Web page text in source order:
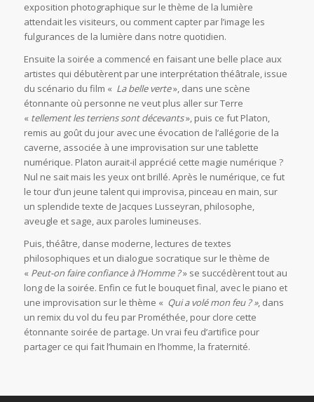
exposition photographique sur le thème de la lumière
attendait les visiteurs, ou comment capter par l’image les
fulgurances de la lumière dans notre quotidien.
Ensuite la soirée a commencé en faisant une belle place aux
artistes qui débutèrent par une interprétation théâtrale, issue
du scénario du film « La belle verte», dans une scène
étonnante où personne ne veut plus aller sur Terre
« tellement les terriens sont décevants», puis ce fut Platon,
remis au goût du jour avec une évocation de l’allégorie de la
caverne, associée à une improvisation sur une tablette
numérique. Platon aurait-il apprécié cette magie numérique ?
Nul ne sait mais les yeux ont brillé. Après le numérique, ce fut
le tour d’un jeune talent qui improvisa, pinceau en main, sur
un splendide texte de Jacques Lusseyran, philosophe,
aveugle et sage, aux paroles lumineuses.
Puis, théâtre, danse moderne, lectures de textes
philosophiques et un dialogue socratique sur le thème de
« Peut-on faire confiance à l’Homme ?» se succédèrent tout au
long de la soirée. Enfin ce fut le bouquet final, avec le piano et
une improvisation sur le thème « Qui a volé mon feu ? », dans
un remix du vol du feu par Prométhée, pour clore cette
étonnante soirée de partage. Un vrai feu d’artifice pour
partager ce qui fait l’humain en l’homme, la fraternité.